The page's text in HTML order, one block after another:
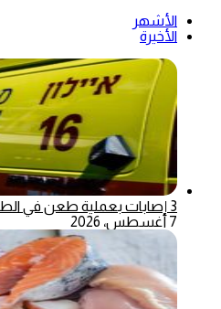
الأشهر
الأخيرة
3 إصابات بعملية طعن في الطيبة داخل أراضي الـ48
7 أغسطس، 2026